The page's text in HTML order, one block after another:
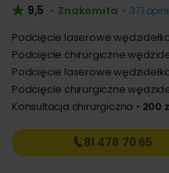
9,5 • Znakomita • 371
Podcięcie laserowe
Podcięcie chirurgiczne
Podcięcie laserowe
Podcięcie chirurgiczne
Konsultacja chirurgiczna
200
81 478 70 65